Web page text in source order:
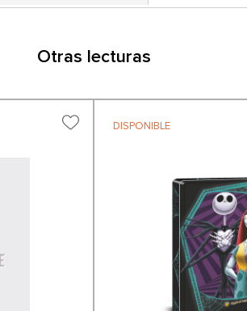
Otras lecturas
DISPONIBLE